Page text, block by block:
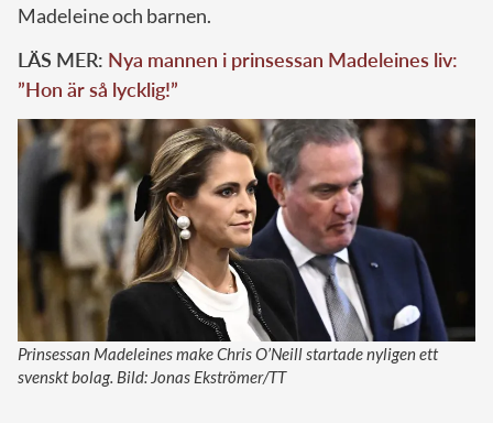
Madeleine och barnen.
LÄS MER: Nya mannen i prinsessan Madeleines liv:
”Hon är så lycklig!”
Prinsessan Madeleines make Chris O’Neill startade nyligen ett
svenskt bolag. Bild: Jonas Ekströmer/TT